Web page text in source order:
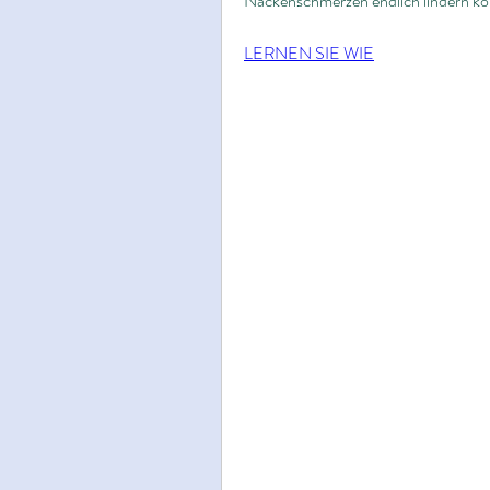
LERNEN SIE WIE